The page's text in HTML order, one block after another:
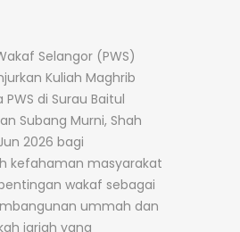
Selangor (PWS)
Kuliah Maghrib
PWS di Surau Baitul
Subang Murni, Shah
2026 bagi
kefahaman masyarakat
wakaf sebagai
ummah dan
jariah yang